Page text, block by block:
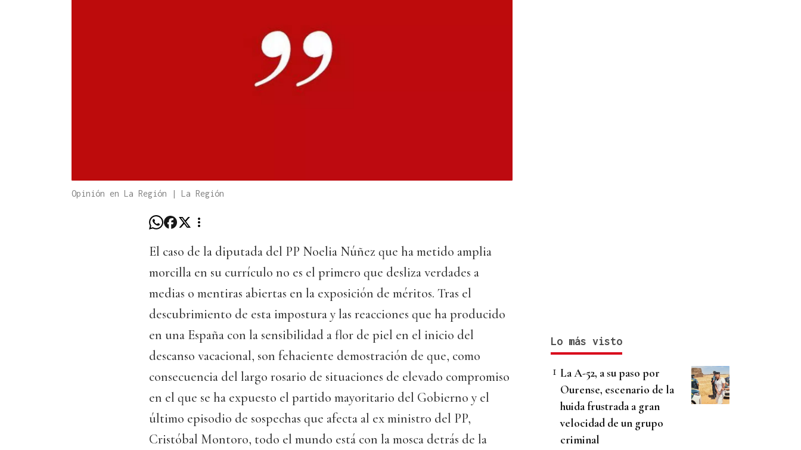
Opinión en La Región | La Región
El caso de la diputada del PP Noelia Núñez que ha metido amplia
morcilla en su currículo no es el primero que desliza verdades a
medias o mentiras abiertas en la exposición de méritos. Tras el
descubrimiento de esta impostura y las reacciones que ha producido
en una España con la sensibilidad a flor de piel en el inicio del
descanso vacacional, son fehaciente demostración de que, como
consecuencia del largo rosario de situaciones de elevado compromiso
en el que se ha expuesto el partido mayoritario del Gobierno y el
último episodio de sospechas que afecta al ex ministro del PP,
Cristóbal Montoro, todo el mundo está con la mosca detrás de la
Lo más visto
La A-52, a su paso por
Ourense, escenario de la
huida frustrada a gran
velocidad de un grupo
criminal